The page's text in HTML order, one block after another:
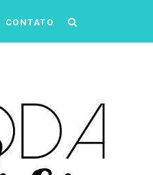
CONTATO